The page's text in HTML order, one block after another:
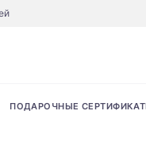
ПОДАРОЧНЫЕ